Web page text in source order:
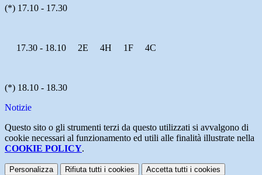
(*) 17.10 - 17.30
17.30 - 18.10 2E 4H 1F 4C
(*) 18.10 - 18.30
Notizie
Questo sito o gli strumenti terzi da questo utilizzati si avvalgono di
cookie necessari al funzionamento ed utili alle finalità illustrate nella
COOKIE POLICY.
Personalizza Rifiuta tutti i cookies Accetta tutti i cookies